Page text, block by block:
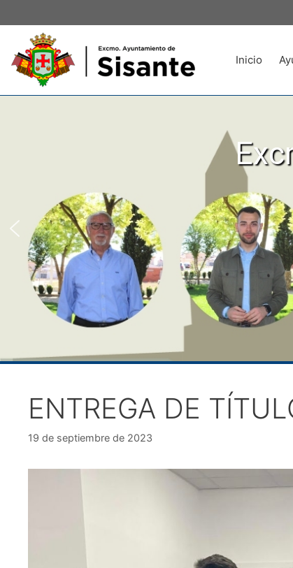
Inicio
ENTREGA DE
19 de septiembre de 2023